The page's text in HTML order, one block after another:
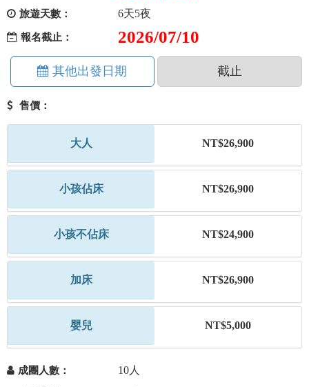
旅遊天數： 6天5夜
報名截止： 2026/07/10
其他出發日期 截止
售價：
大人 NT$26,900
小孩佔床 NT$26,900
小孩不佔床 NT$24,900
加床 NT$26,900
嬰兒 NT$5,000
成團人數： 10人